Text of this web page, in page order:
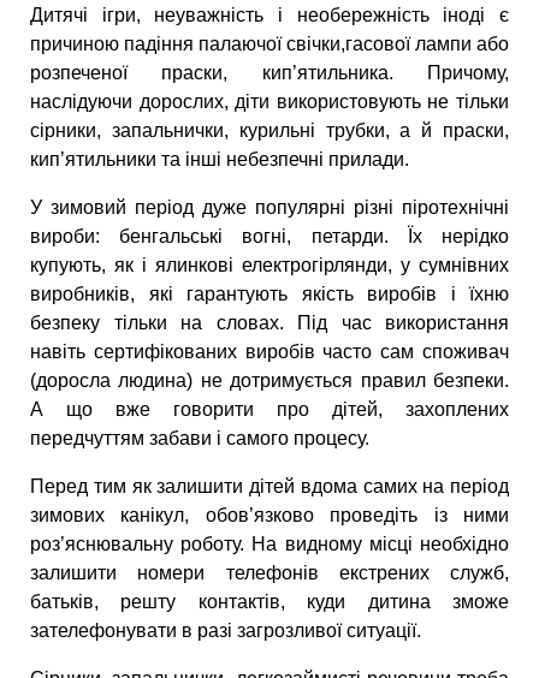
Дитячі ігри, неуважність і необережність іноді є
причиною падіння палаючої свічки,гасової лампи або
розпеченої праски, кип’ятильника. Причому,
наслідуючи дорослих, діти використовують не тільки
сірники, запальнички, курильні трубки, а й праски,
кип’ятильники та інші небезпечні прилади.
У зимовий період дуже популярні різні піротехнічні
вироби: бенгальські вогні, петарди. Їх нерідко
купують, як і ялинкові електрогірлянди, у сумнівних
виробників, які гарантують якість виробів і їхню
безпеку тільки на словах. Під час використання
навіть сертифікованих виробів часто сам споживач
(доросла людина) не дотримується правил безпеки.
А що вже говорити про дітей, захоплених
передчуттям забави і самого процесу.
Перед тим як залишити дітей вдома самих на період
зимових канікул, обов’язково проведіть із ними
роз’яснювальну роботу. На видному місці необхідно
залишити номери телефонів екстрених служб,
батьків, решту контактів, куди дитина зможе
зателефонувати в разі загрозливої ситуації.